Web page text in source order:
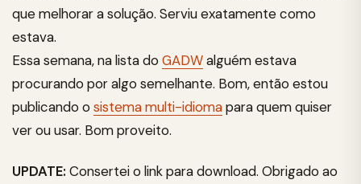
que melhorar a solução. Serviu exatamente como
estava.
Essa semana, na lista do GADWalguém estava
procurando por algo semelhante. Bom, então estou
publicando o sistema multi-idiomapara quem quiser
ver ou usar. Bom proveito.
UPDATE: Consertei o link para download. Obrigado ao